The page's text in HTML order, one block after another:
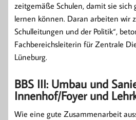
zeitgemäße Schulen, damit sie
lernen können. Daran arbeiten wir
Schulleitungen und der Politik“,
Fachbereichsleiterin für Zentrale
Lüneburg.
BBS III: Umbau und
Innenhof/Foyer und
Wie eine gute Zusammenarbeit